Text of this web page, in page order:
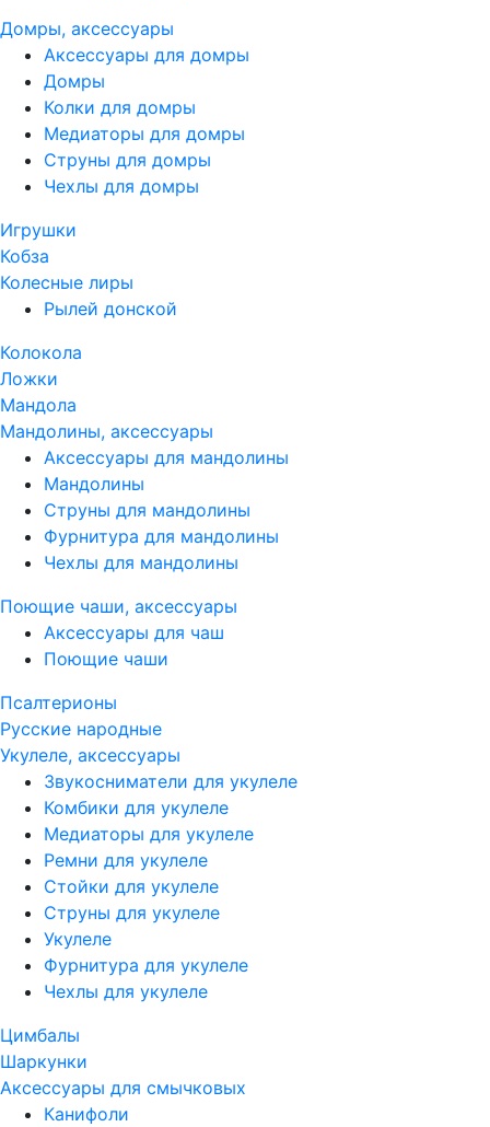
Домры, аксессуары
Аксессуары для домры
Домры
Колки для домры
Медиаторы для домры
Струны для домры
Чехлы для домры
Игрушки
Кобза
Колесные лиры
Рылей донской
Колокола
Ложки
Мандола
Мандолины, аксессуары
Аксессуары для мандолины
Мандолины
Струны для мандолины
Фурнитура для мандолины
Чехлы для мандолины
Поющие чаши, аксессуары
Аксессуары для чаш
Поющие чаши
Псалтерионы
Русские народные
Укулеле, аксессуары
Звукосниматели для укулеле
Комбики для укулеле
Медиаторы для укулеле
Ремни для укулеле
Стойки для укулеле
Струны для укулеле
Укулеле
Фурнитура для укулеле
Чехлы для укулеле
Цимбалы
Шаркунки
Аксессуары для смычковых
Канифоли